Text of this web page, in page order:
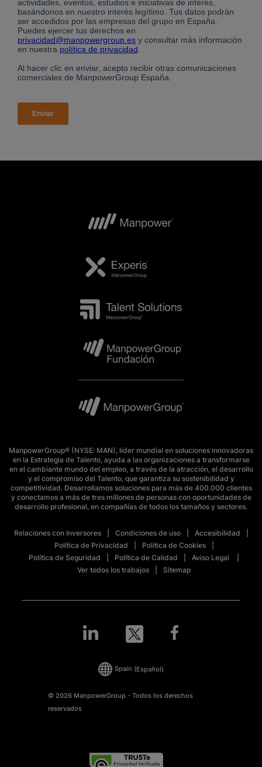
ManpowerGroup® (NYSE: MAN), líder mundial en soluciones innovadoras
en la Estrategia de Talento, ayuda a las organizaciones a transformarse
en el cambiante mundo del empleo, a través de la atracción, el desarrollo
y el compromiso del Talento, que garantiza su sostenibilidad y
competitividad. Desarrollamos soluciones para más de 400.000 clientes
y conectamos a más de tres millones de personas con oportunidades de
desarrollo profesional, en compañías de todos los tamaños y sectores.
Relaciones con Inversores Condiciones de uso
Accesibilidad
Política de Privacidad
Política de Cookies
Política de Seguridad
Política de Calidad
Aviso Legal
Ver todos los trabajos
Sitemap
© 2026 ManpowerGroup - Todos los derechos
reservados
Spain (Español)